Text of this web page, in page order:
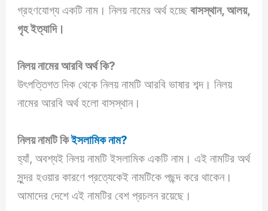
গ্রহণযোগ্য একটি নাম। নিলয় নামের অর্থ হচ্ছেবাসস্থান, আলয়,
গৃহ ইত্যাদি।
নিলয়নামের আরবি অর্থ কি?
উৎপত্তিগত দিক থেকে নিলয় নামটি আরবি ভাষার শব্দ। নিলয়
নামের আরবি অর্থ হলো বাসস্থান।
নিলয় নামটি কিইসলামিক নাম?
হ্যাঁ, অবশ্যই নিলয় নামটি ইসলামিক একটি নাম। এই নামটির অর্থ
সুন্দর হওয়ার কারণে প্রত্যেকেই নামটিকে পছন্দ করে থাকেন।
আমাদের দেশে এই নামটির বেশ প্রচলন রয়েছে।